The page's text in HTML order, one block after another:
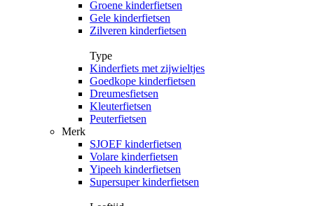
Groene kinderfietsen
Gele kinderfietsen
Zilveren kinderfietsen
Type
Kinderfiets met zijwieltjes
Goedkope kinderfietsen
Dreumesfietsen
Kleuterfietsen
Peuterfietsen
Merk
SJOEF kinderfietsen
Volare kinderfietsen
Yipeeh kinderfietsen
Supersuper kinderfietsen